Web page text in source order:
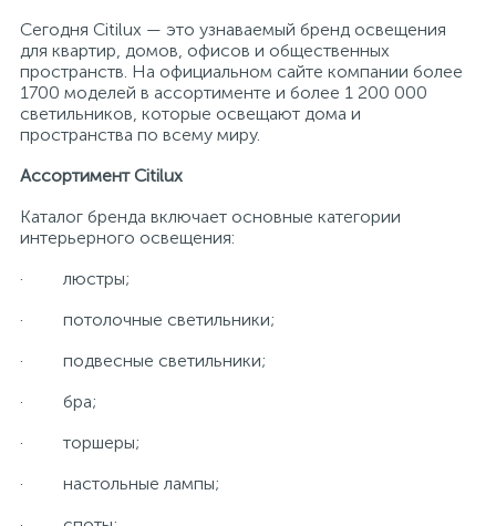
Сегодня Citilux — это узнаваемый бренд освещения
для квартир, домов, офисов и общественных
пространств. На официальном сайте компании более
1700 моделей в ассортименте и более 1 200 000
светильников, которые освещают дома и
пространства по всему миру.
Ассортимент Citilux
Каталог бренда включает основные категории
интерьерного освещения:
· люстры;
· потолочные светильники;
· подвесные светильники;
· бра;
· торшеры;
· настольные лампы;